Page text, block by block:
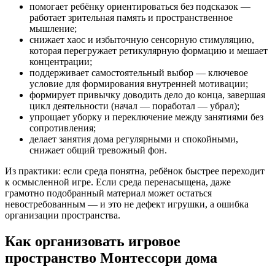
помогает ребёнку ориентироваться без подсказок —
работает зрительная память и пространственное
мышление;
снижает хаос и избыточную сенсорную стимуляцию,
которая перегружает ретикулярную формацию и мешает
концентрации;
поддерживает самостоятельный выбор — ключевое
условие для формирования внутренней мотивации;
формирует привычку доводить дело до конца, завершая
цикл деятельности (начал — поработал — убрал);
упрощает уборку и переключение между занятиями без
сопротивления;
делает занятия дома регулярными и спокойными,
снижает общий тревожный фон.
Из практики: если среда понятна, ребёнок быстрее переходит
к осмысленной игре. Если среда перенасыщена, даже
грамотно подобранный материал может остаться
невостребованным — и это не дефект игрушки, а ошибка
организации пространства.
Как организовать игровое
пространство Монтессори дома